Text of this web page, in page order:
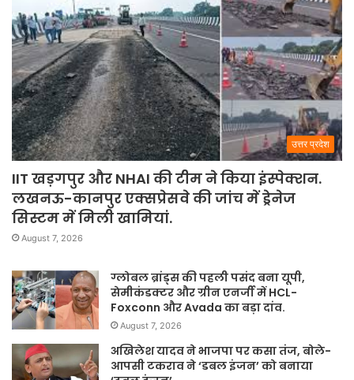
उत्तर प्रदेश
IIT खड़गपुर और NHAI की टीम ने किया इंस्पेक्शन.
लखनऊ-कानपुर एक्सप्रेसवे की जांच में ड्रेनेज
सिस्टम में मिली खामियां.
August 7, 2026
ग्लोबल ब्रांड्स की पहली पसंद बना यूपी,
सेमीकंडक्टर और ग्रीन एनर्जी में HCL-
Foxconn और Avada का बड़ा दांव.
August 7, 2026
अखिलेश यादव ने भाजपा पर कसा तंज, बोले-
आपसी टकराव ने ‘डबल इंजन’ को बनाया